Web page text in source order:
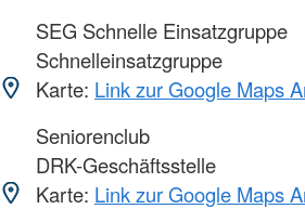
SEG Schnelle Einsatzgruppe
Schnelleinsatzgruppe
Karte: Link zur Google Maps
Seniorenclub
DRK-Geschäftsstelle
Karte: Link zur Google Maps